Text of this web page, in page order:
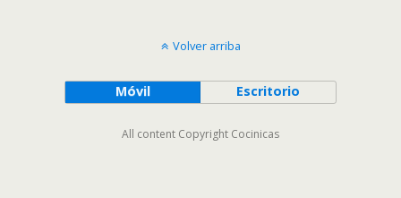
Volver arriba
Móvil Escritorio
All content Copyright Cocinicas